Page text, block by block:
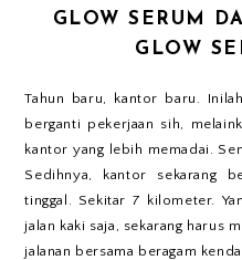
GLOW SERUM
GLOW
Tahun baru, kantor baru.
berganti pekerjaan sih,
kantor yang lebih memadai.
Sedihnya, kantor sekarang
tinggal. Sekitar 7 kilometer.
jalan kaki saja, sekarang harus
jalanan bersama beragam